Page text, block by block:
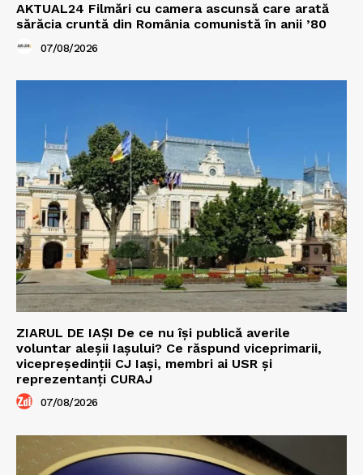
AKTUAL24 Filmări cu camera ascunsă care arată
sărăcia cruntă din România comunistă în anii ’80
07/08/2026
ZIARUL DE IAȘI De ce nu își publică averile
voluntar aleșii Iașului? Ce răspund viceprimarii,
vicepreședinții CJ Iași, membri ai USR și
reprezentanți CURAJ
07/08/2026